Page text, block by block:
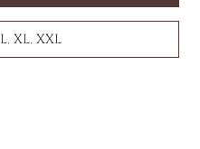
L, XL, XXL